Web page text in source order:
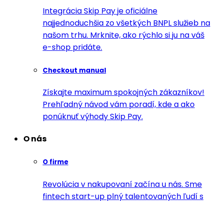
Integrácia Skip Pay je oficiálne
najjednoduchšia zo všetkých BNPL služieb na
našom trhu. Mrknite, ako rýchlo si ju na váš
e-shop pridáte.
Checkout manual
Získajte maximum spokojných zákazníkov!
Prehľadný návod vám poradí, kde a ako
ponúknuť výhody Skip Pay.
O nás
O firme
Revolúcia v nakupovaní začína u nás. Sme
fintech start-up plný talentovaných ľudí s